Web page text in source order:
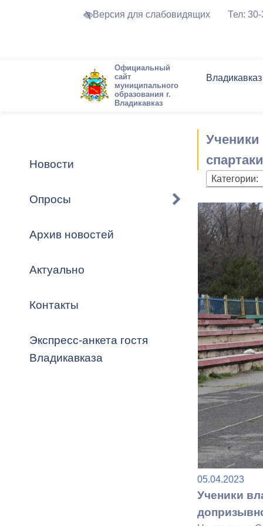
Версия для слабовидящих Тел:
Официальный
сайт
муниципального
образования г.
Владикавказ
Владикавказ
Устав
Города-
городского
Владикавказ
Торги и
Программа
Формы
ОРВ и
Оценка
местного
Открытые
Обратная
Комиссии
График
Новостная
Актуально
Новости
Опросы
Архив новостей
Актуально
Контакты
Экспресс-анкета гостя
Владикавказа
Ученики
Категории:
05.04.2023
Ученики